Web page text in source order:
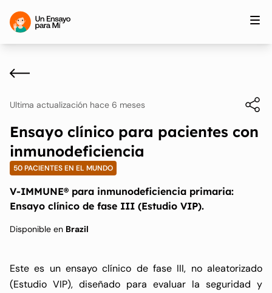
Ultima actualización hace 6 meses
Ensayo clínico para pacientes con
inmunodeficiencia
50 PACIENTES EN EL MUNDO
V-IMMUNE® para inmunodeficiencia primaria:
Ensayo clínico de fase III (Estudio VIP).
Disponible en Brazil
Este es un ensayo clínico de fase III, no aleatorizado
(Estudio VIP), diseñado para evaluar la seguridad y